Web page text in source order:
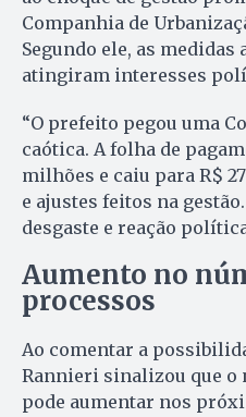
Companhia de
Segundo ele, as
atingiram interesses
“O prefeito pegou uma
caótica. A folha de
milhões e caiu para R$
e ajustes feitos na
desgaste e reação
Aumento no
processos
Ao comentar a
Rannieri sinalizou que o
pode aumentar nos